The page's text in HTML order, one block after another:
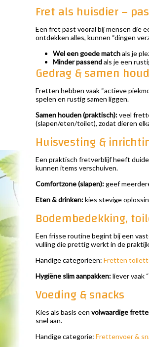
Fret als huisdier –
Een fret past vooral bij mensen die
ontdekken alles, kunnen “dingen
Wel een goede matchals je
Minder passendals je een
Gedrag & samen
Fretten hebben vaak “actieve
spelen en rustig samen liggen.
Samen houden (praktisch):veel
(slapen/eten/toilet), zodat dieren
Huisvesting &
Een praktisch fretverblijf heeft
kunnen items verschuiven.
Comfortzone (slapen):geef
Eten & drinken:kies stevige
Bodembedekking,
Een frisse routine begint bij een
vulling die prettig werkt in de
Handige categorieën: Fretten
Hygiëne slim aanpakken:liever vaak
Voeding & snacks
Kies als basis een volwaardige
snel aan.
Handige categorie: Frettenvoer &